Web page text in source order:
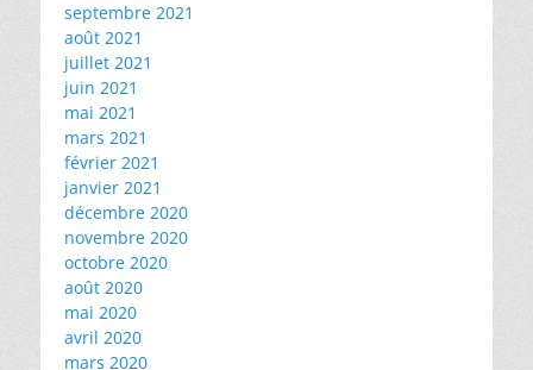
septembre 2021
août 2021
juillet 2021
juin 2021
mai 2021
mars 2021
février 2021
janvier 2021
décembre 2020
novembre 2020
octobre 2020
août 2020
mai 2020
avril 2020
mars 2020